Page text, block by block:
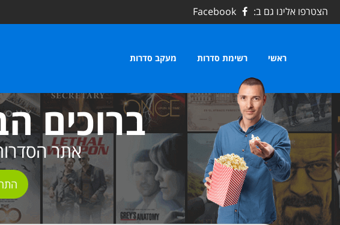
הצטרפו אלינו גם ב: Facebook
ראשי רשימת סדרות מעקב סדרות
ברוכים
אתר